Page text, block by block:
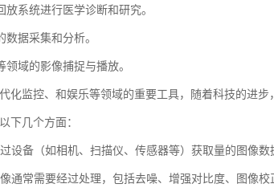
系统进行医学诊断和研究。
据采集和分析。
域的影像捕捉与播放。
化监控、和娱乐等领域的重要工具，随着科技的进
下几个方面：
设备（如相机、扫描仪、传感器等）获取量的图像数
通常需要经过处理，包括去噪、增强对比度、图像校